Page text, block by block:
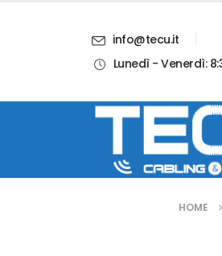
info@tecu.it
Lunedì - Venerdì:
HOME
Blog